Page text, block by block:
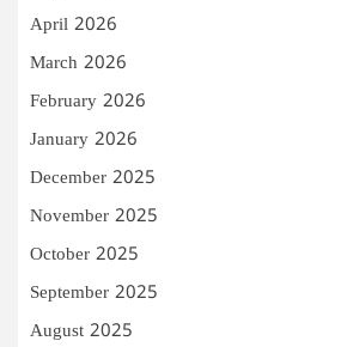
April 2026
March 2026
February 2026
January 2026
December 2025
November 2025
October 2025
September 2025
August 2025